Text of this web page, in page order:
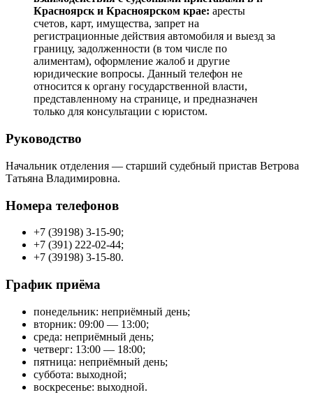
Красноярск и Красноярском крае: аресты
счетов, карт, имущества, запрет на
регистрационные действия автомобиля и выезд за
границу, задолженности (в том числе по
алиментам), оформление жалоб и другие
юридические вопросы. Данный телефон не
относится к органу государственной власти,
представленному на странице, и предназначен
только для консультации с юристом.
Руководство
Начальник отделения — старший судебный пристав Ветрова
Татьяна Владимировна.
Номера телефонов
+7 (39198) 3-15-90;
+7 (391) 222-02-44;
+7 (39198) 3-15-80.
График приёма
понедельник: неприёмный день;
вторник: 09:00 — 13:00;
среда: неприёмный день;
четверг: 13:00 — 18:00;
пятница: неприёмный день;
суббота: выходной;
воскресенье: выходной.